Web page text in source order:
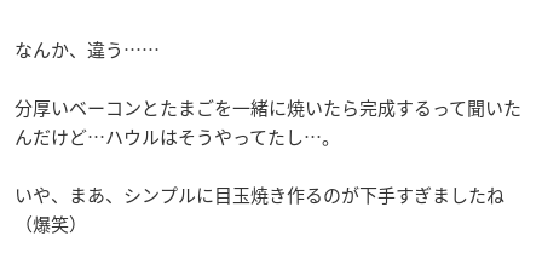
なんか、違う……
分厚いベーコンとたまごを一緒に焼いたら完成するって聞いた
んだけど…ハウルはそうやってたし…。
いや、まあ、シンプルに目玉焼き作るのが下手すぎましたね
（爆笑）